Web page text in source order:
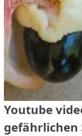
Youtube
gefährlichen